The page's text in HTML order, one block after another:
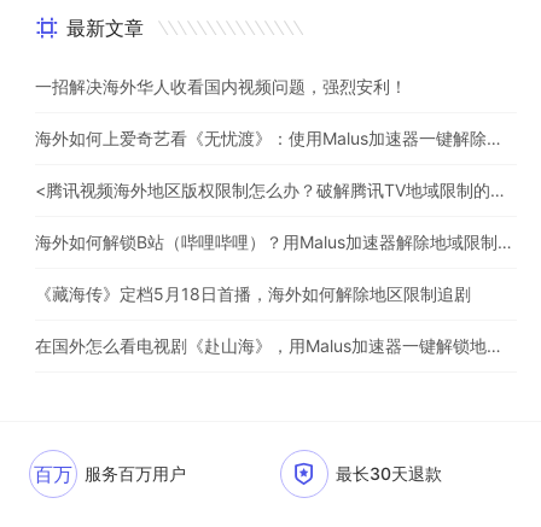
最新文章
一招解决海外华人收看国内视频问题，强烈安利！
海外如何上爱奇艺看《无忧渡》：使用Malus加速器一键解除地域限制
<腾讯视频海外地区版权限制怎么办？破解腾讯TV地域限制的办法>
海外如何解锁B站（哔哩哔哩）？用Malus加速器解除地域限制，一键流畅追番
《藏海传》定档5月18日首播，海外如何解除地区限制追剧
在国外怎么看电视剧《赴山海》，用Malus加速器一键解锁地区限制
百万 服务百万用户 最长30天退款